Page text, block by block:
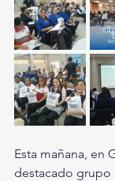
Esta mañana, en
destacado grupo